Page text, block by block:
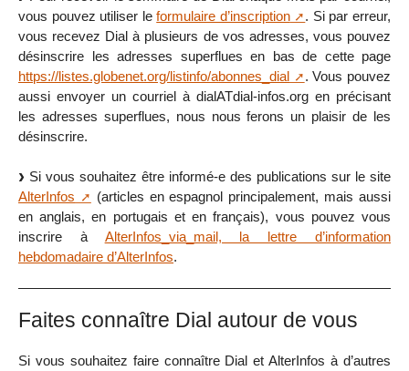
vous pouvez utiliser leformulaire d’inscription
. Si par erreur,
vous recevez Dial à plusieurs de vos adresses, vous pouvez
désinscrire les adresses superflues en bas de cette page
https://listes.globenet.org/listinfo/abonnes_dial
. Vous pouvez
aussi envoyer un courriel à dialATdial-infos.org en précisant
les adresses superflues, nous nous ferons un plaisir de les
désinscrire.
Si vous souhaitez être informé-e des publications sur le site
AlterInfos
(articles en espagnol principalement, mais aussi
en anglais, en portugais et en français), vous pouvez vous
inscrire à AlterInfos_via_mail, la lettre d’information
hebdomadaire d’AlterInfos.
Faites connaître Dial autour de vous
Si vous souhaitez faire connaître Dial et AlterInfos à d’autres